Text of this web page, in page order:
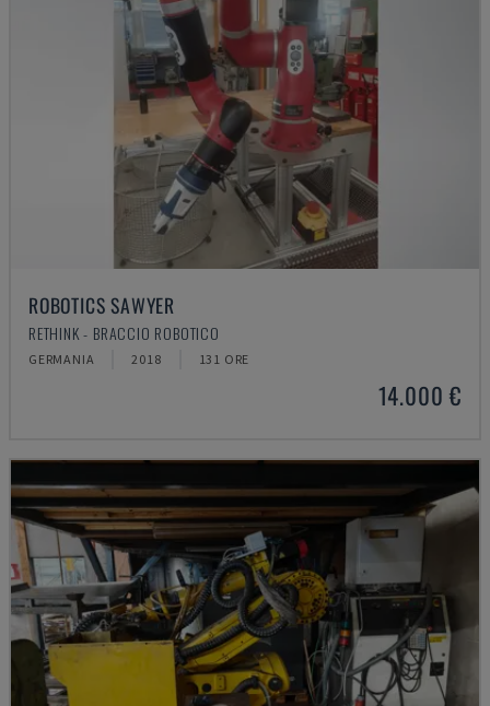
ROBOTICS SAWYER
RETHINK - BRACCIO ROBOTICO
GERMANIA 2018 131 ORE
14.000 €